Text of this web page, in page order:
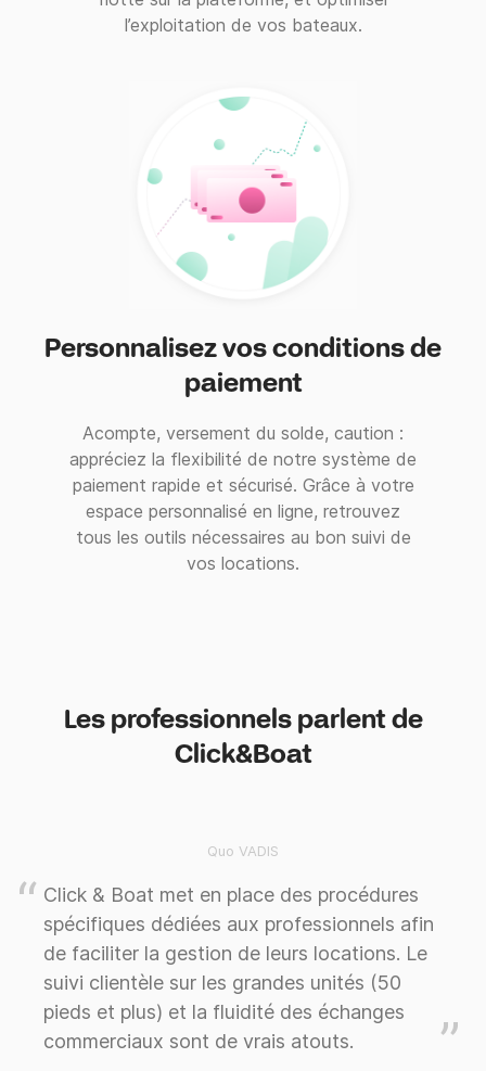
l’exploitation de vos bateaux.
Personnalisez vos conditions de
paiement
Acompte, versement du solde, caution :
appréciez la flexibilité de notre système de
paiement rapide et sécurisé. Grâce à votre
espace personnalisé en ligne, retrouvez
tous les outils nécessaires au bon suivi de
vos locations.
Les professionnels parlent de
Click&Boat
Quo VADIS
Click & Boat met en place des procédures
spécifiques dédiées aux professionnels afin
de faciliter la gestion de leurs locations. Le
suivi clientèle sur les grandes unités (50
pieds et plus) et la fluidité des échanges
commerciaux sont de vrais atouts.